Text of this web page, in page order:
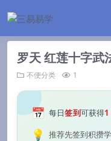
罗天 红莲十字武
不便分类 1
📅 每日签到可获得1
💡 推荐先签到积攒